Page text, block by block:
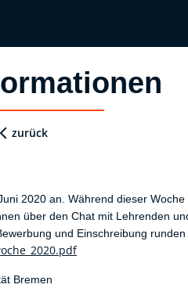
zurück
2020 an. Während dieser
über den Chat mit Lehrenden
und Einschreibung
Bremen